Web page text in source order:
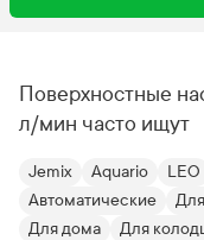
Поверхностные
л/мин часто ищут
Jemix Aquario LEO
Автоматические
Для дома
Для